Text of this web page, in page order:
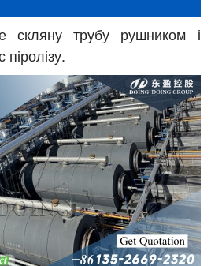
скляну трубу рушником і